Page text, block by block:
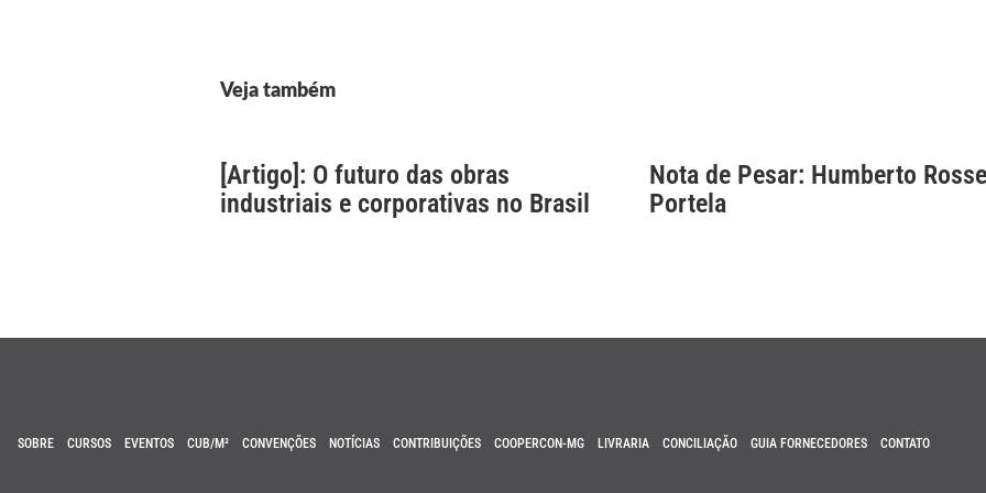
Veja também
[Artigo]: O futuro das obras
industriais e corporativas no Brasil
Nota de Pesar: Humberto
Portela
SOBRE CURSOS EVENTOS CUB/M² CONVENÇÕES NOTÍCIAS CONTRIBUIÇÕES COOPERCON-MG LIVRARIA CONCILIAÇÃO GUIA FORNECEDORES CONTATO